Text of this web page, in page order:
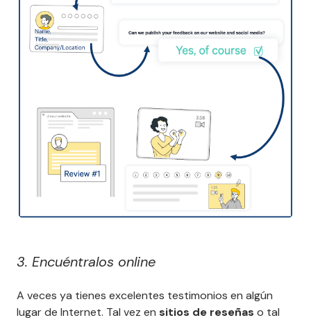
3. Encuéntralos online
A veces ya tienes excelentes testimonios en algún
lugar de Internet. Tal vez en sitios de reseñas o tal